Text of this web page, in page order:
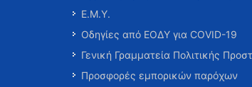
Ε.Μ.Υ.
Οδηγίες από ΕΟΔΥ για COVID-19
Γενική Γραμματεία Πολιτικής
Προσφορές εμπορικών παρόχων